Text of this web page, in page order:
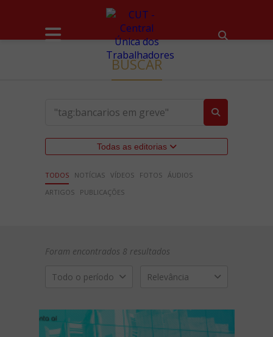
BUSCAR
Todas as editorias
TODOS NOTÍCIAS VÍDEOS FOTOS ÁUDIOS
ARTIGOS
PUBLICAÇÕES
Foram encontrados 8 resultados
Todo o período Relevância